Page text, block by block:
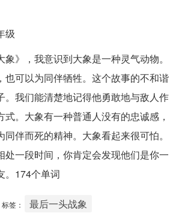
级
》，我意识到大象是一种灵气动物。
也可以为同伴牺牲。这个故事的不和谐
。我们能清楚地记得他勇敢地与敌人作
。大象有一种普通人没有的忠诚感，
伴而死的精神。大象看起来很可怕。
处一段时间，你肯定会发现他们是你一
。174个单词
标签： 最后一头战象